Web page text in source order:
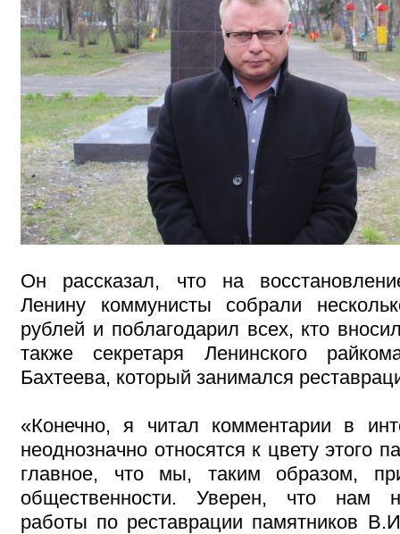
Он рассказал, что на
Ленину коммунисты собрали
рублей и поблагодарил всех, кто
также секретаря Ленинского
Бахтеева, который занимался
«Конечно, я читал комментарии в
неоднозначно относятся к цвету этого
главное, что мы, таким образом,
общественности. Уверен, что нам
работы по реставрации памятников